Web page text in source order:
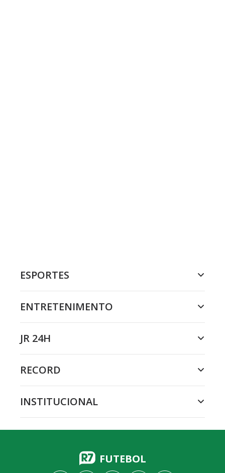
ESPORTES
ENTRETENIMENTO
JR 24H
RECORD
INSTITUCIONAL
FUTEBOL